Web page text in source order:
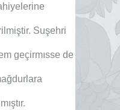
Suşehri
geçirmısse de